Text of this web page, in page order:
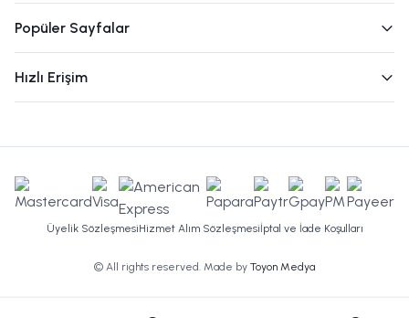
Popüler Sayfalar
Hızlı Erişim
Üyelik SözleşmesiHizmet Alım Sözleşmesiİptal ve İade Koşulları
© All rights reserved. Made by Toyon Medya